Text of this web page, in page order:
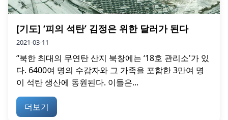
[기도] ‘피의 석탄’ 김정은 위한 달러가 된다
2021-03-11
“북한 최대의 무연탄 산지 북창에는 ‘18호 관리소'가 있
다. 6400여 명의 수감자와 그 가족을 포함한 3만여 명
이 석탄 생산에 동원된다. 이들은...
더보기